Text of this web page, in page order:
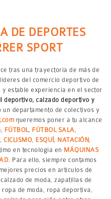
DE DEPORTES
SPORT
tras una trayectoria de más de
del comercio deportivo de
estable experiencia en el sector
deportivo, calzado deportivo y
un departamento de colectivos y
queremos poner a tu alcance
FÚTBOL, FÚTBOL SALA
,CICLISMO ESQUÍ NATACIÓN
en tecnología en MÁQUINAS
. Para ello, siempre contamos
precios en artículos de
de moda, zapatillas de
de moda, ropa deportiva,